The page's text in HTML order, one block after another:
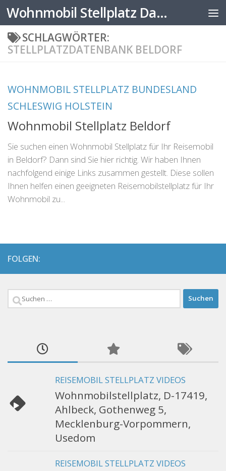
Zum Inhalt springen Wohnmobil Stellplatz Datenbank
SCHLAGWÖRTER:
STELLPLATZDATENBANK BELDORF
WOHNMOBIL STELLPLATZ BUNDESLAND
SCHLESWIG HOLSTEIN
Wohnmobil Stellplatz Beldorf
Sie suchen einen Wohnmobil Stellplatz für Ihr Reisemobil
in Beldorf? Dann sind Sie hier richtig. Wir haben Ihnen
nachfolgend einige Links zusammen gestellt. Diese sollen
Ihnen helfen einen geeigneten Reisemobilstellplatz für Ihr
Wohnmobil zu...
FOLGEN:
Suchen
REISEMOBIL STELLPLATZ VIDEOS
Wohnmobilstellplatz, D-17419,
Ahlbeck, Gothenweg 5,
Mecklenburg-Vorpommern,
Usedom
REISEMOBIL STELLPLATZ VIDEOS